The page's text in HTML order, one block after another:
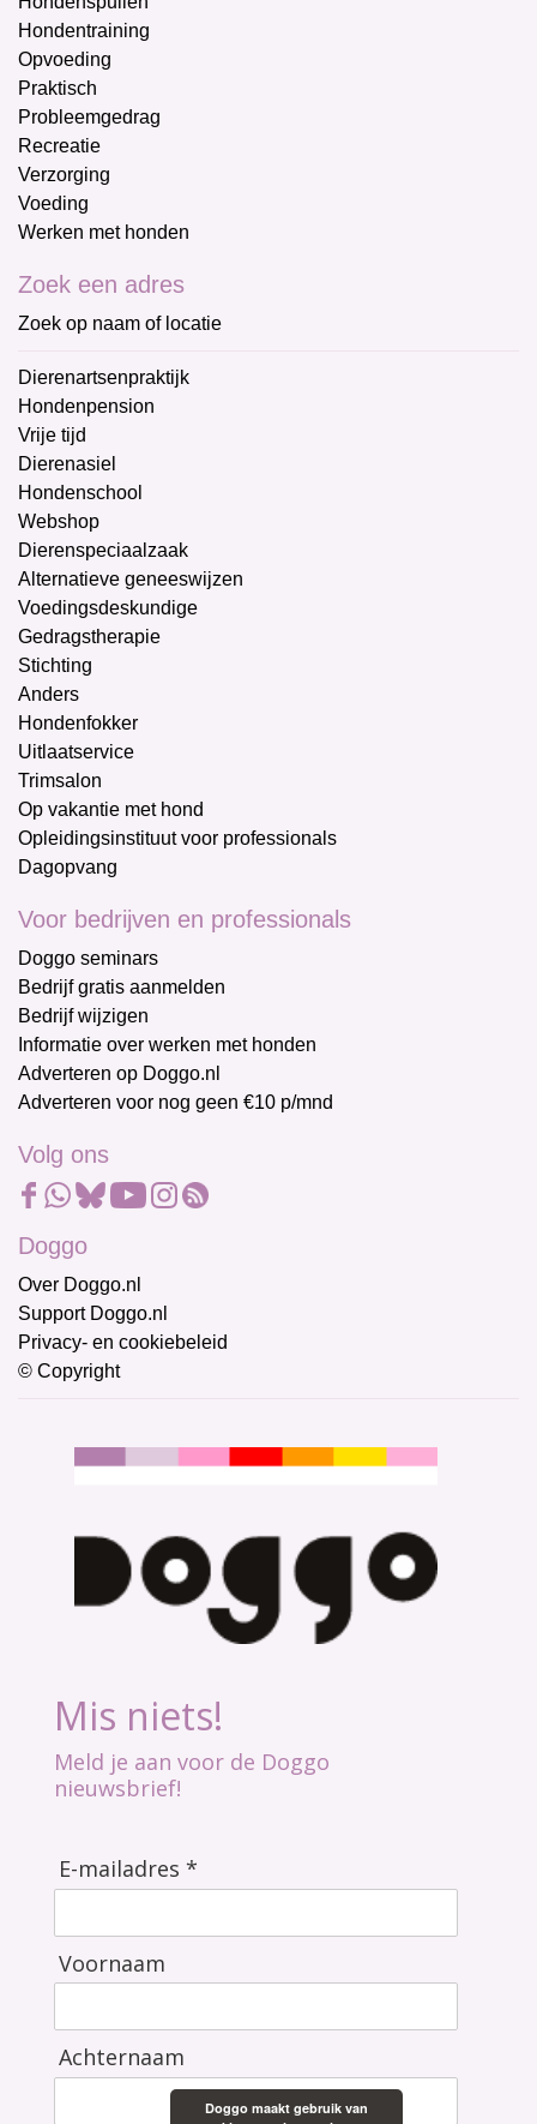
Hondentraining
Opvoeding
Praktisch
Probleemgedrag
Recreatie
Verzorging
Voeding
Werken met honden
Zoek een adres
Zoek op naam of locatie
Dierenartsenpraktijk
Hondenpension
Vrije tijd
Dierenasiel
Hondenschool
Webshop
Dierenspeciaalzaak
Alternatieve geneeswijzen
Voedingsdeskundige
Gedragstherapie
Stichting
Anders
Hondenfokker
Uitlaatservice
Trimsalon
Op vakantie met hond
Opleidingsinstituut voor professionals
Dagopvang
Voor bedrijven en professionals
Doggo seminars
Bedrijf gratis aanmelden
Bedrijf wijzigen
Informatie over werken met honden
Adverteren op Doggo.nl
Adverteren voor nog geen €10 p/mnd
Volg ons
Doggo
Over Doggo.nl
Support Doggo.nl
Privacy- en cookiebeleid
© Copyright
Mis niets!
Meld je aan voor de Doggo
nieuwsbrief!
E-mailadres *
Voornaam
Achternaam
Doggo maakt gebruik van